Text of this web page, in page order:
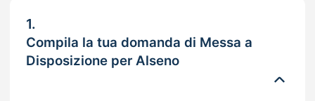
1.
Compila la tua domanda di Messa a
Disposizione per Alseno